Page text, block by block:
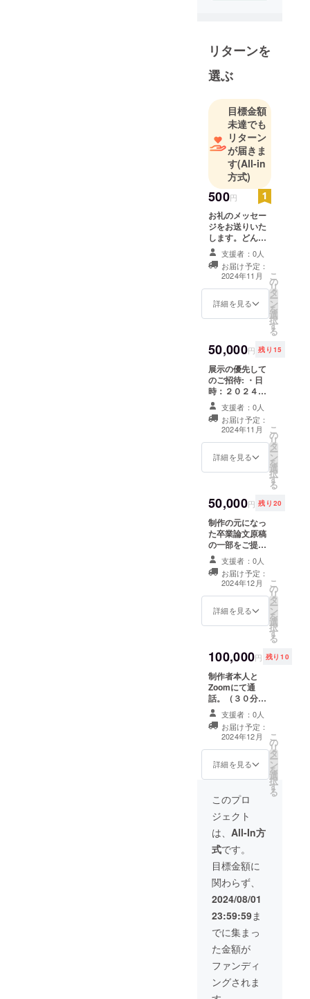
リターンを
選ぶ
目標金額
未達でも
リターン
が届きま
す(All-in
方式)
500円
お礼のメッセー
ジをお送りいた
します。どんな
小さなご支援で
も１つ１つ大切
に受け止めま
す。
支援者：0人
お届け予定：
2024年11月
詳細を見る
こ
の
リ
タ
ー
ン
を
選
択
す
る
50,000円 残り15
展示の優先して
のご招待: ・日
時：２０２４年
１１月下旬予
定。 ・場所：駒
込近郊。（変更
予定あり。） ・
支援者様の交通
費や滞在費：支
い。 ・支援者様
との連絡方法：
詳細はメールで
連絡します。
支援者：0人
お届け予定：
2024年11月
詳細を見る
こ
の
リ
タ
ー
ン
を
選
択
す
る
50,000円 残り20
制作の元になっ
た卒業論文原稿
の一部をご提
供。 制作の基と
なった卒業論文
のルポルター
ジュの一部を、
特別に選ばれた
ページや章と共
る情報や制作の
舞台裏を垣間見
ることができま
す。
支援者：0人
お届け予定：
2024年12月
詳細を見る
こ
の
リ
タ
ー
ン
を
選
択
す
る
100,000円 残り10
制作者本人と
Zoomにて通
話。（３０分程
度） 宗教２世と
して体感したこ
とについて、も
ろもろご質問に
お答えします。
・有効期限：２
との連絡方法：
詳細はメールで
連絡します。
支援者：0人
お届け予定：
2024年12月
詳細を見る
こ
の
リ
タ
ー
ン
を
選
択
す
る
このプロ
ジェクト
は、 All-In方
式です。
目標金額に
関わらず、
2024/08/01
23:59:59ま
でに集まっ
た金額が
ファンディ
ングされま